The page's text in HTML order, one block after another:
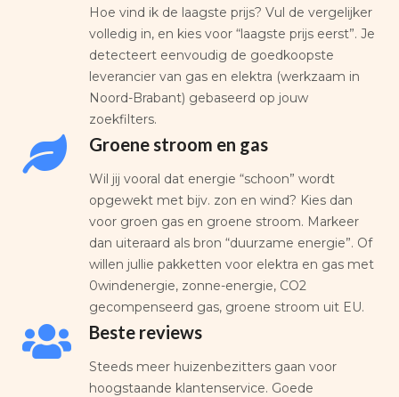
Hoe vind ik de laagste prijs? Vul de vergelijker
volledig in, en kies voor “laagste prijs eerst”. Je
detecteert eenvoudig de goedkoopste
leverancier van gas en elektra (werkzaam in
Noord-Brabant) gebaseerd op jouw
zoekfilters.
Groene stroom en gas
Wil jij vooral dat energie “schoon” wordt
opgewekt met bijv. zon en wind? Kies dan
voor groen gas en groene stroom. Markeer
dan uiteraard als bron “duurzame energie”. Of
willen jullie pakketten voor elektra en gas met
0windenergie, zonne-energie, CO2
gecompenseerd gas, groene stroom uit EU.
Beste reviews
Steeds meer huizenbezitters gaan voor
hoogstaande klantenservice. Goede